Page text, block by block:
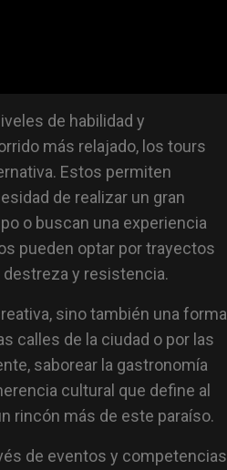
de habilidad y
más relajado, los tours
Estos permiten
de realizar un gran
o buscan una experiencia
pueden optar por trayectos
y resistencia.
sino también una forma
calles de la ciudad o por las
saborear la gastronomía
cultural que define al
rincón más de este paraíso.
de eventos y competencias